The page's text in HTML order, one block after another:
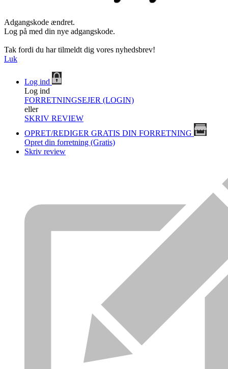
Adgangskode ændret.
Log på med din nye adgangskode.
Tak fordi du har tilmeldt dig vores nyhedsbrev!
Luk
Log ind
Log ind
FORRETNINGSEJER (LOGIN)
eller
SKRIV REVIEW
OPRET/REDIGER GRATIS DIN FORRETNING
Opret din forretning (Gratis)
Skriv review